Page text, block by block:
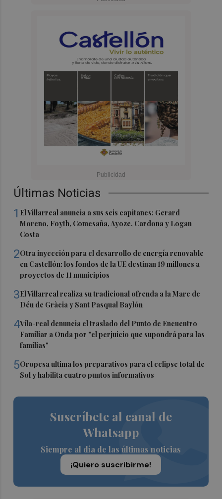
Últimas Noticias
1 El Villarreal anuncia a sus seis capitanes: Gerard
Moreno, Foyth, Comesaña, Ayoze, Cardona y Logan
Costa
2Otra inyección para el desarrollo de energía renovable
en Castellón: los fondos de la UE destinan 19 millones a
proyectos de 11 municipios
3El Villarreal realiza su tradicional ofrenda a la Mare de
Déu de Gràcia y Sant Pasqual Baylón
4Vila-real denuncia el traslado del Punto de Encuentro
Familiar a Onda por "el perjuicio que supondrá para las
familias"
5Oropesa ultima los preparativos para el eclipse total de
Sol y habilita cuatro puntos informativos
Suscríbete al canal de
Whatsapp
Siempre al día de las últimas noticias
¡Quiero suscribirme!